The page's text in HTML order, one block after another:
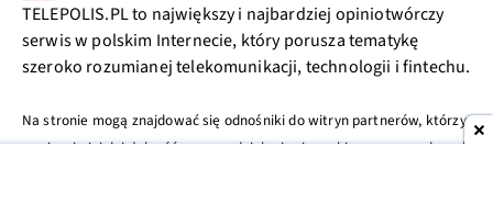
TELEPOLIS.PL to największy i najbardziej opiniotwórczy
serwis w polskim Internecie, który porusza tematykę
szeroko rozumianej telekomunikacji, technologii i fintechu.
Na stronie mogą znajdować się odnośniki do witryn partnerów, którzy
wspierają jej działalność poprzez dzielenie się zyskiem ze sprzedanych